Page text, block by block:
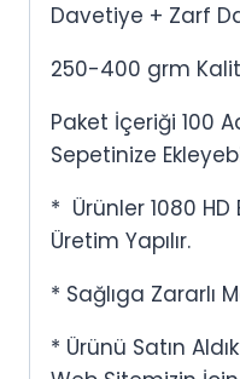
Davetiye + Zarf
250-400 grm
Paket İçeriği 100
Sepetinize
* Ürünler 1080 HD
Üretim Yapılır.
* Sağlıga Zararlı
* Ürünü Satın